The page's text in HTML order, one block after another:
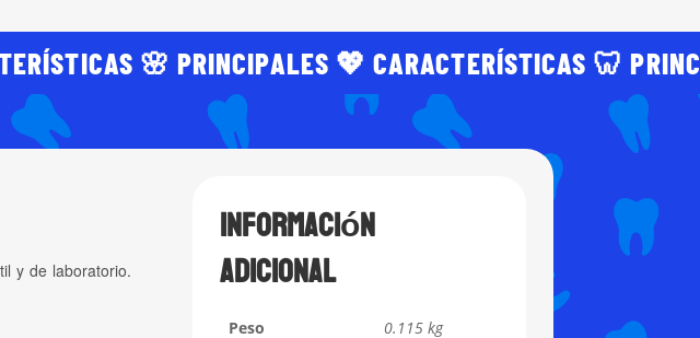
🌸 PRINCIPALES 💖 CARACTERÍSTICAS 🦷
y de laboratorio.
Información
adicional
Peso
0.115 kg